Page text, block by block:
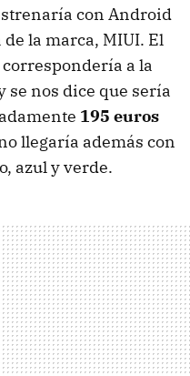
con Android
la marca, MIUI. El
a la
se nos dice que sería
195 euros
llegaría además con
azul y verde.